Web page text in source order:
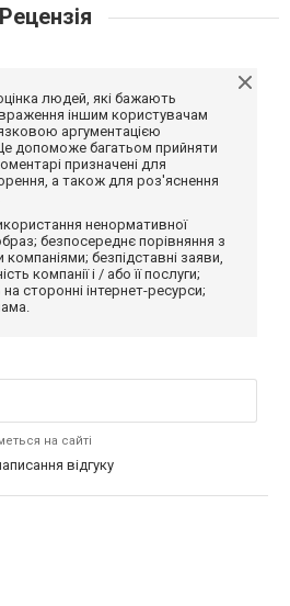
Рецензія
людей, які бажають
іншим користувачам
аргументацією
допоможе багатьом прийняти
призначені для
а також для роз'яснення
ненормативної
безпосереднє порівняння з
безпідставні заяви,
компанії і / або її послуги;
сторонні інтернет-ресурси;
на сайті
відгуку